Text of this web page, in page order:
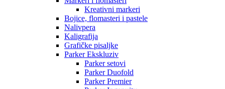
Kreativni markeri
Bojice, flomasteri i pastele
Nalivpera
Kaligrafija
Grafičke pisaljke
Parker Ekskluziv
Parker setovi
Parker Duofold
Parker Premier